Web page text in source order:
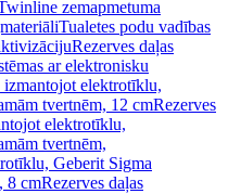
zemapmetuma
Tualetes podu vadības
Rezerves daļas
ar elektronisku
izmantojot elektrotīklu,
tvertnēm, 12 cmRezerves
elektrotīklu,
tvertnēm,
Geberit Sigma
8 cmRezerves daļas